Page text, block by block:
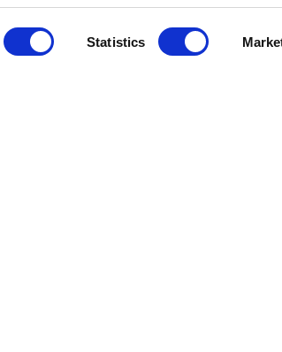
Statistics